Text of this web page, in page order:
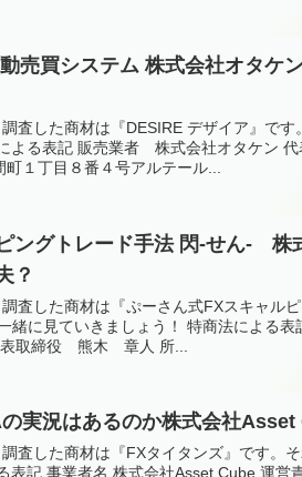
売買システム 株式会社オタケ
査した商材は『DESIRE デザイア』で
よる表記 販売業者 株式会社オタケン
１丁目８番４号アルテール...
ングトレード手法 閃-せん- 株
？
査した商材は『ぷーさん式FXスキャル
緒に見ていきましょう！ 特商法による表
表取締役 熊木 章人 所...
実況はあるのか株式会社
査した商材は『FXタイタンズ』です。
表記 事業者名 株式会社Asset Cube 運営